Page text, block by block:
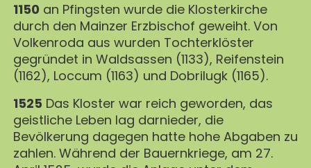
1150 an Pfingsten wurde die Klosterkirche
durch den Mainzer Erzbischof geweiht. Von
Volkenroda aus wurden Tochterklöster
gegründet in Waldsassen (1133), Reifenstein
(1162), Loccum (1163) und Dobrilugk (1165).
1525 Das Kloster war reich geworden, das
geistliche Leben lag darnieder, die
Bevölkerung dagegen hatte hohe Abgaben zu
zahlen. Während der Bauernkriege, am 27.